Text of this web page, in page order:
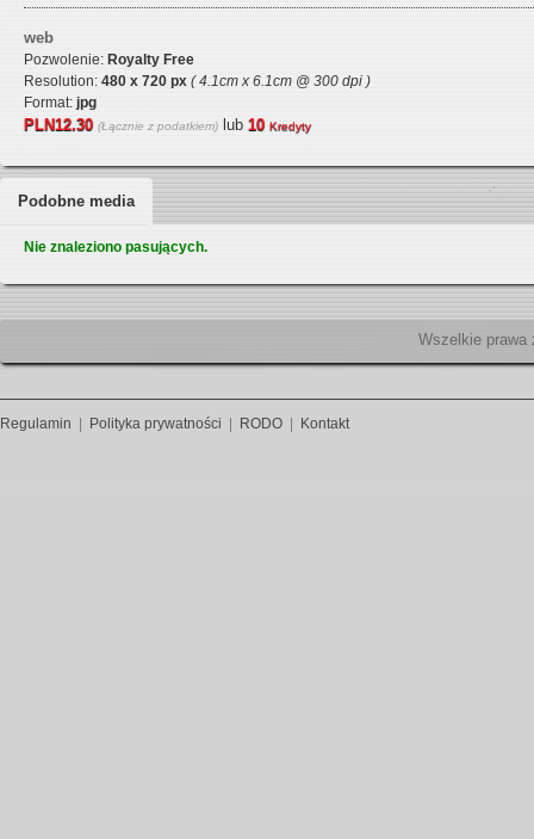
web
Pozwolenie: Royalty Free
Resolution: 480 x 720 px ( 4.1cm x 6.1cm @ 300 dpi )
Format: jpg
PLN12.30 (Łącznie z podatkiem) lub 10 Kredyty
Podobne media
Nie znaleziono pasujących.
Regulamin Polityka prywatności RODO Kontakt